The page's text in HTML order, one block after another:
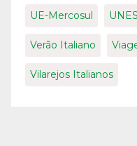
UE-Mercosul
Verão Italiano
Vilarejos Italianos